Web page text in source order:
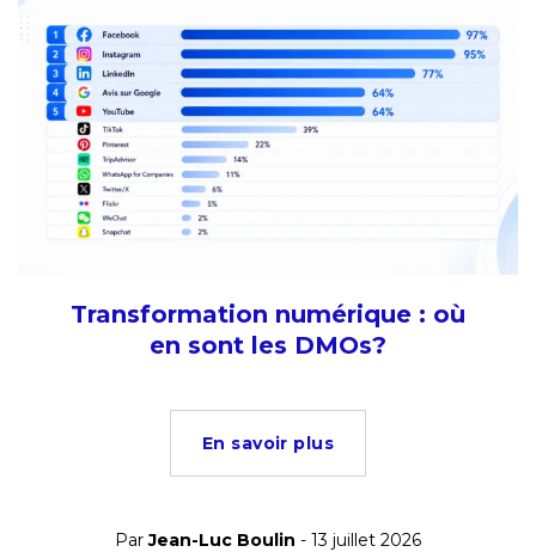
Transformation numérique : où
en sont les DMOs?
En savoir plus
ParJean-Luc Boulin - 13 juillet 2026